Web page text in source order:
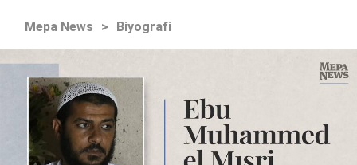
Mepa News > Biyografi